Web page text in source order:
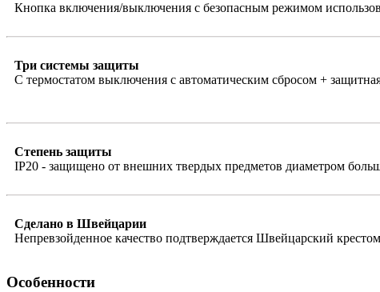
Кнопка включения/выключения с безопасным режимом
Три системы защиты
С термостатом выключения с автоматическим сбросом +
Степень защиты
IP20 - защищено от внешних твердых предметов диаметром
Сделано в Швейцарии
Непревзойденное качество подтверждается Швейцарский
Особенности